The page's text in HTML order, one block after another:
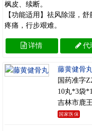
枫皮、续断。
【功能适用】祛风除湿，
疼痛，行步艰难。
详情 代
藤黄健骨
国药准字
10丸*3袋
吉林市鹿
国家医保